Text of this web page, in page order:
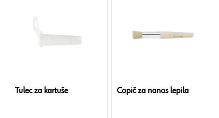
Tulec za kartuše Čopič za nanos lepila